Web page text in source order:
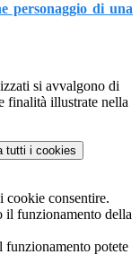
personaggio di una
si avvalgono di
finalità illustrate nella
tutti i cookies
cookie consentire.
il funzionamento della
funzionamento potete